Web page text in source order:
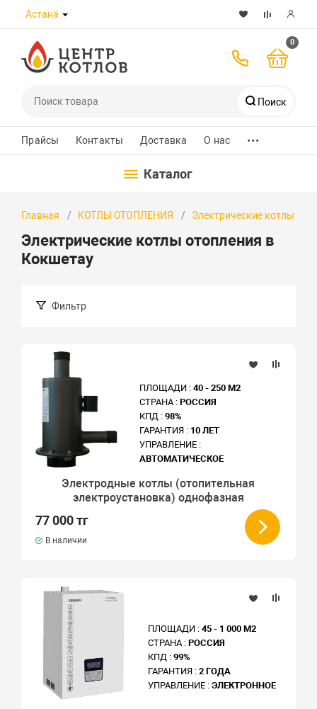
Астана
Поиск
Телефоны
+7 700 580 8223
+7 701 526 30 97
Заказать звонок
0
Прайсы Контакты Доставка О нас ...
Каталог
Главная КОТЛЫ ОТОПЛЕНИЯ Электрические котлы
Электрические котлы отопления в
Кокшетау
Фильтр
ПЛОЩАДИ :40 - 250 М2
СТРАНА :РОССИЯ
КПД :98%
ГАРАНТИЯ : 10 ЛЕТ
УПРАВЛЕНИЕ :
АВТОМАТИЧЕСКОЕ
Электродные котлы (отопительная
электроустановка) однофазная
77 000 тг
В наличии
ПЛОЩАДИ :45 - 1 000 М2
СТРАНА :РОССИЯ
КПД :99%
ГАРАНТИЯ :2 ГОДА
УПРАВЛЕНИЕ :ЭЛЕКТРОННОЕ